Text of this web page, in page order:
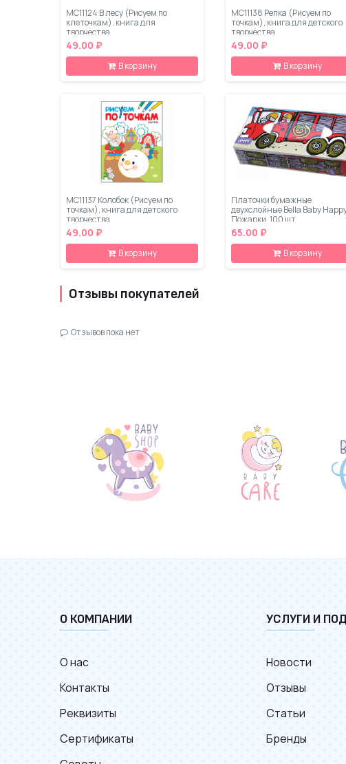
МС11124 В лесу (Рисуем по
клеточкам), книга для
творчества
49.00 ₽
В корзину
МС11138 Репка (Рисуем по
точкам), книга для детского
творчества
49.00 ₽
В корзину
МС11137 Колобок (Рисуем по
точкам), книга для детского
творчества
49.00 ₽
В корзину
Платочки бумажные
двухслойные Bella Baby
Пожарки, 100 шт
65.00 ₽
В корзину
Отзывы покупателей
Отзывов пока нет
О КОМПАНИИ
О нас
Контакты
Реквизиты
Сертификаты
УСЛУГИ И
Новости
Отзывы
Статьи
Бренды